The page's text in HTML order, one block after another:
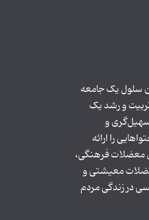
سلول یک جامعه
و رشد یک
و
را ارائه
معضلات فرهنگی،
معیشتی و
در زندگی مردم